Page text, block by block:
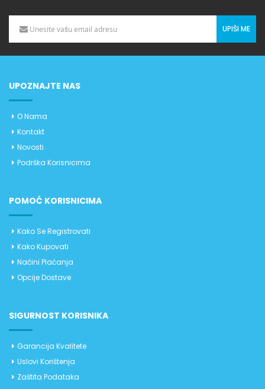
UPIŠI ME
UPOZNAJTE NAS
O Nama
Kontakt
Novosti
Podrška Korisnicima
POMOĆ KORISNICIMA
Kako Se Registrovati
Kako Kupovati
Načini Plaćanja
Opcije Dostave
SIGURNOST KORISNIKA
Garancija Kvalitete
Uslovi Korištenja
Zaštita Podataka